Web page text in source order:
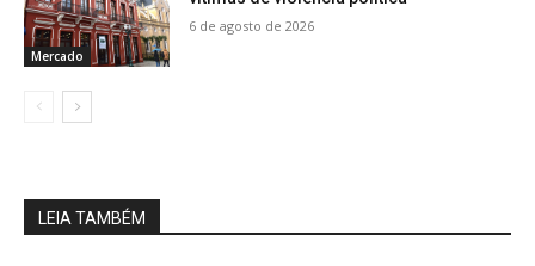
Mercado
6 de agosto de 2026
LEIA TAMBÉM